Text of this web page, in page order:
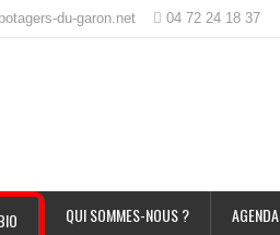
du-garon.net 04 72 24 18 37
QUI SOMMES-NOUS ? AGENDA